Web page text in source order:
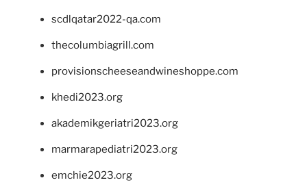
scdlqatar2022-qa.com
thecolumbiagrill.com
provisionscheeseandwineshoppe.com
khedi2023.org
akademikgeriatri2023.org
marmarapediatri2023.org
emchie2023.org